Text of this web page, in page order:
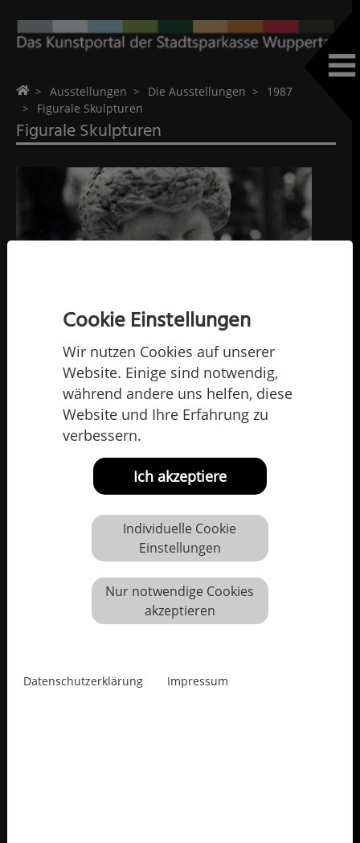
Cookie Einstellungen
Wir nutzen Cookies auf unserer
Website. Einige sind notwendig,
während andere uns helfen, diese
Website und Ihre Erfahrung zu
verbessern.
Ich akzeptiere
Individuelle Cookie
Einstellungen
Nur notwendige Cookies
akzeptieren
Datenschutzerklärung Impressum
HomeAusstellungen Die Ausstellungen
1987
Figurale Skulpturen
Figurale Skulpturen